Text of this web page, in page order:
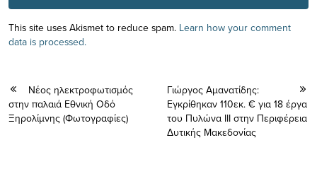
This site uses Akismet to reduce spam. Learn how your comment
data is processed.
Νέος ηλεκτροφωτισμός
στην παλαιά Εθνική Οδό
Ξηρολίμνης (Φωτογραφίες)
Γιώργος Αμανατίδης:
Εγκρίθηκαν 110εκ. € για 18 έργα
του Πυλώνα ΙΙΙ στην Περιφέρεια
Δυτικής Μακεδονίας